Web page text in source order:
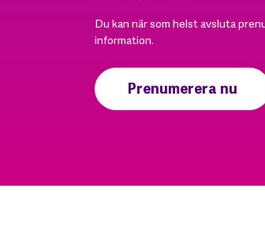
Du kan när som helst avsluta
information.